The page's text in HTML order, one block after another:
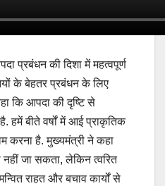
प्रबंधन की दिशा में महत्वपूर्ण
के बेहतर प्रबंधन के लिए
कि आपदा की दृष्टि से
हमें बीते वर्षों में आई प्राकृतिक
है. मुख्यमंत्री ने कहा
जा सकता, लेकिन त्वरित
राहत और बचाव कार्यों से